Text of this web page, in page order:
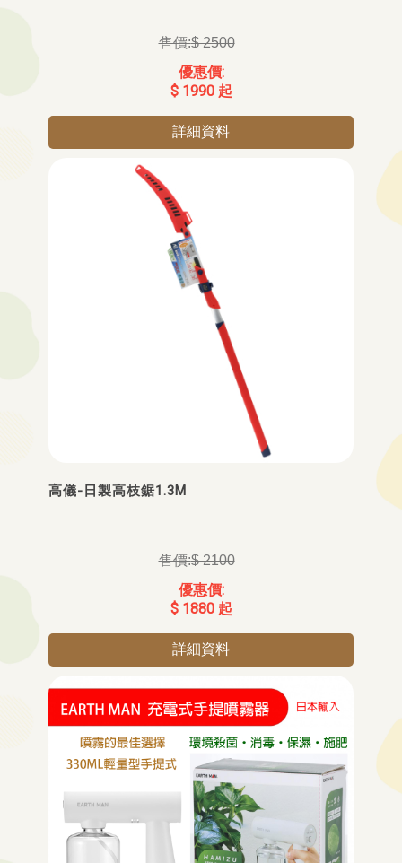
$ 2500
$ 1990 起
詳細資料
高儀-日製高枝鋸1.3M
$ 2100
$ 1880 起
詳細資料